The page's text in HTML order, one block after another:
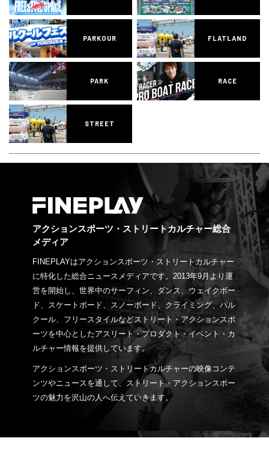
PARKOUR FLATLAND
PARK RACE
STREET
アクションスポーツ・ストリートカルチャー総合
メディア
FINEPLAYはアクションスポーツ・ストリートカルチャー
に特化した総合ニュースメディアです。2013年9月より運
営を開始し、世界中のサーフィン、ダンス、ウェイクボー
ド、スケートボード、スノーボード、クライミング、パル
クール、フリースタイルなどストリート・アクションスポ
ーツを中心としたアスリート・プロダクト・イベント・カ
ルチャー情報を提供しています。
アクションスポーツ・ストリートカルチャーの映像コンテ
ンツやニュースを通して、ストリート・アクションスポー
ツの魅力を沢山の人へ伝えていきます。